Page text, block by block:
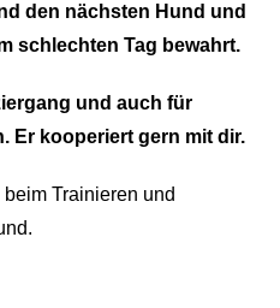
den nächsten Hund und
schlechten Tag bewahrt.
und auch für
Er kooperiert gern mit dir.
Trainieren und